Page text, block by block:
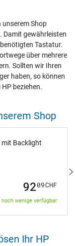
unserem Shop
Damit gewährleisten
Tastatur.
über mehrere
Sollten wir Ihren
haben, so können
beziehen.
Shop
Backlight
noch wenige verfügbar
9209CHF
Ihr HP